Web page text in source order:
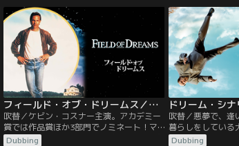
ぜ刀を狙うのか…？ 一方、西の名探偵・服
部平次とコナン達も、函館で開催される剣
道大会の為に現地を訪れており、犯行予告
当日…。
徹に出会った少年
モノの世界へ行く
熊徹の弟子となり
を授けられる。
フィールド・オブ・ドリームス／吹替【ケビン・コスナー主演】
吹替／ケビン・コスナー主演。アカデミー
賞では作品賞ほか3部門でノミネート！マ
イナーリーグの選手だった父親から、野球
Dubbing
吹替／悪夢で、逢
暮らしをしている
凡々とした日常を
Dubbing